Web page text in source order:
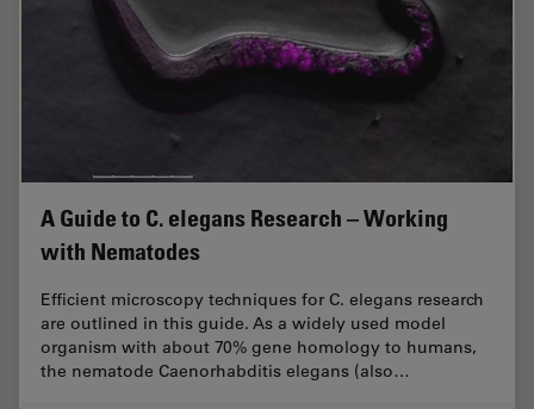
A Guide to C. elegans Research – Working
with Nematodes
Efficient microscopy techniques for C. elegans research
are outlined in this guide. As a widely used model
organism with about 70% gene homology to humans,
the nematode Caenorhabditis elegans (also…